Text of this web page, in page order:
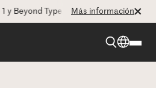
Type 2! La CEO Deborah Dugan
Más información